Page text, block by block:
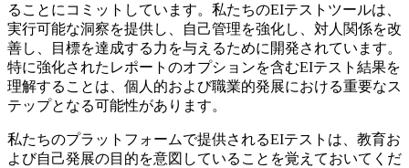
ることにコミットしています。私たちのEIテストツールは、
実行可能な洞察を提供し、自己管理を強化し、対人関係を改
善し、目標を達成する力を与えるために開発されています。
特に強化されたレポートのオプションを含むEIテスト結果を
理解することは、個人的および職業的発展における重要なス
テップとなる可能性があります。
私たちのプラットフォームで提供されるEIテストは、教育お
よび自己発展の目的を意図していることを覚えておいてくだ